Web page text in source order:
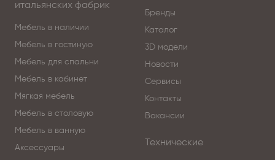
итальянских фабрик
Мебель в наличии
Мебель в гостиную
Мебель для спальни
Мебель в кабинет
Мягкая мебель
Мебель в столовую
Мебель в ванную
Аксессуары
Бренды
Каталог
3D модели
Новости
Сервисы
Контакты
Вакансии
Технические